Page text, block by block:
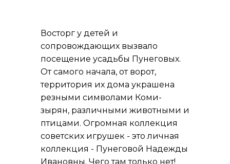
Восторг у детей и
сопровождающих вызвало
посещение усадьбы Пунеговых.
От самого начала, от ворот,
территория их дома украшена
резными символами Коми-
зырян, различными животными и
птицами. Огромная коллекция
советских игрушек - это личная
коллекция - Пунеговой Надежды
Ивановны. Чего там только нет!